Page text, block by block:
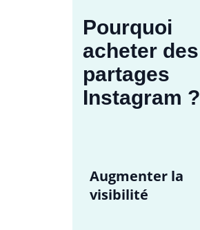
Pourquoi
acheter des
partages
Instagram ?
Augmenter la
visibilité